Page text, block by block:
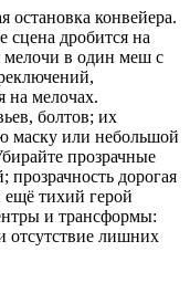
конвейера.
дробится на
мелочи в один меш с
на мелочах.
болтов; их
маску или небольшой
прозрачные
дорогая
ещё тихий герой
и трансформы:
отсутствие лишних